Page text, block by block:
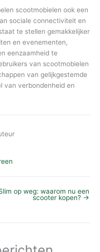
scootmobielen ook een
sociale connectiviteit en
te stellen gemakkelijker
en evenementen,
eenzaamheid te
van scootmobielen
van gelijkgestemde
van verbondenheid en
op weg: waarom nu een
scooter kopen? →